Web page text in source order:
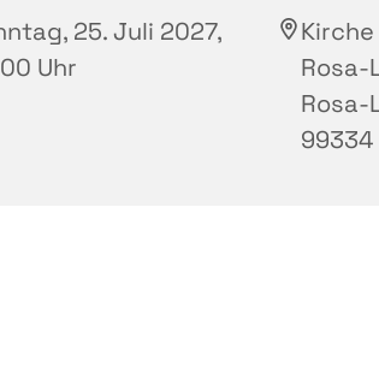
25. Juli 2027,
Uhr
Rosa-
Rosa-